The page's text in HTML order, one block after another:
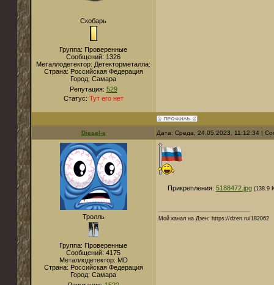
Скобарь
Группа: Проверенные
Сообщений: 1326
Металлодетектор: Детекторметалла:
Страна: Российская Федерация
Город: Самара
Репутация: 529
Статус: Тут его нет
Diesel-s Дата: Среда, 24.05.2023, 11:12:34 |
Тролль
Группа: Проверенные
Сообщений: 4175
Металлодетектор: MD
Страна: Российская Федерация
Город: Самара
Прикрепления: 5188472.jpg (138.9
Мой канал на Дзен: https://dzen.ru/182062